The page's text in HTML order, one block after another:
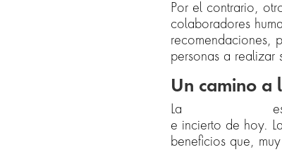
Por el contrario,
colaboradores
recomendaciones,
personas a realizar
Un camino a
La
e incierto de hoy.
beneficios que,